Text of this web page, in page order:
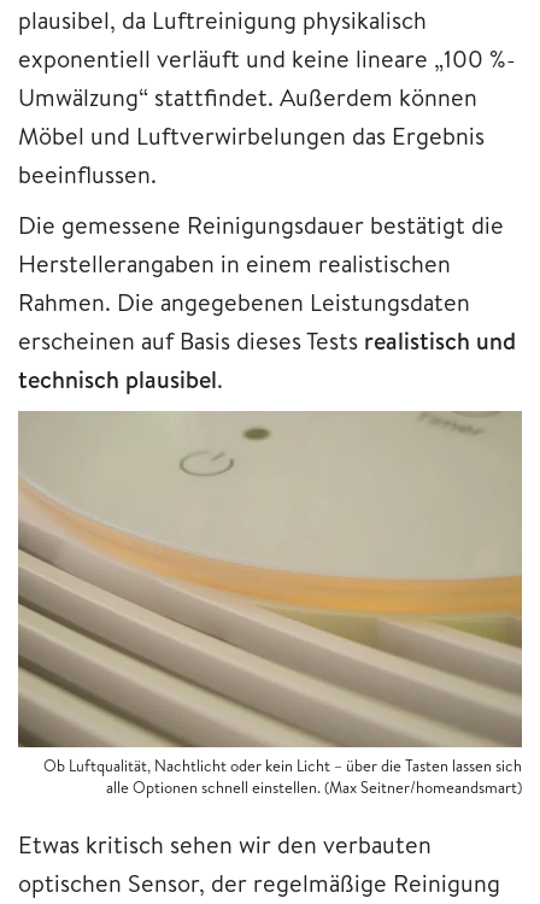
plausibel, da Luftreinigung physikalisch
exponentiell verläuft und keine lineare „100 %-
Umwälzung“ stattfindet. Außerdem können
Möbel und Luftverwirbelungen das Ergebnis
beeinflussen.
Die gemessene Reinigungsdauer bestätigt die
Herstellerangaben in einem realistischen
Rahmen. Die angegebenen Leistungsdaten
erscheinen auf Basis dieses Tests realistisch und
technisch plausibel.
Ob Luftqualität, Nachtlicht oder kein Licht – über die Tasten lassen sich
alle Optionen schnell einstellen. (Max Seitner/homeandsmart)
Etwas kritisch sehen wir den verbauten
optischen Sensor, der regelmäßige Reinigung